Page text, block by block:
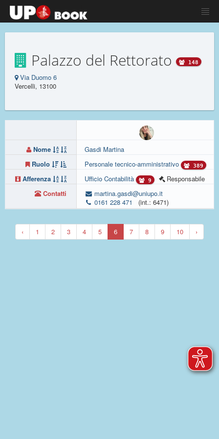
Palazzo del Rettorato 148
Via Duomo 6
Vercelli, 13100
Nome
Ruolo
Afferenza
Contatti
Gasdi Martina
Personale tecnico-amministrativo
389
Ufficio Contabilità 9
Responsabile
martina.gasdi@uniupo.it
0161 228 471
(int.: 6471)
‹ 1 2 3 4 5 6 7 8 9 10 ›